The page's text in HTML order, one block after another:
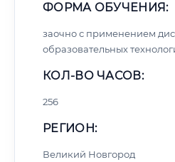
ФОРМА ОБУЧЕНИЯ:
заочно с применением
образовательных
КОЛ-ВО ЧАСОВ:
256
РЕГИОН:
Великий Новгород